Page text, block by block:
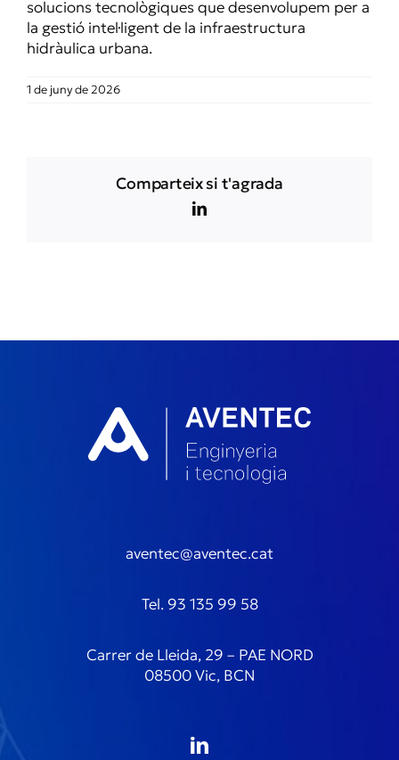
solucions tecnològiques que desenvolupem per a
la gestió intel·ligent de la infraestructura
hidràulica urbana.
1 de juny de 2026
Comparteix si t'agrada
LinkedIn
aventec@aventec.cat
Tel. 93 135 99 58
Carrer de Lleida, 29 – PAE NORD
08500 Vic, BCN